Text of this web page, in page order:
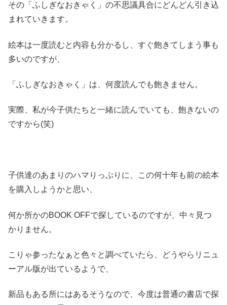
その「ふしぎなおきゃく」の不思議具合にどんどん引き込
まれていきます。
絵本は一度読むと内容も分かるし、すぐ飽きてしまう事も
多いのですが、
「ふしぎなおきゃく」は、何度読んでも飽きません。
実際、私が今子供たちと一緒に読んでいても、飽きないの
ですから(笑)
子供達のあまりのハマりっぷりに、この何十年も前の絵本
を購入しようかと思い、
何か所かのBOOK OFFで探しているのですが、中々見つ
かりません。
こりゃ参ったなぁと色々と調べていたら、どうやらリニュ
ーアル版が出ているようで、
新品もある所にはあるそうなので、今度は普通の書店で探